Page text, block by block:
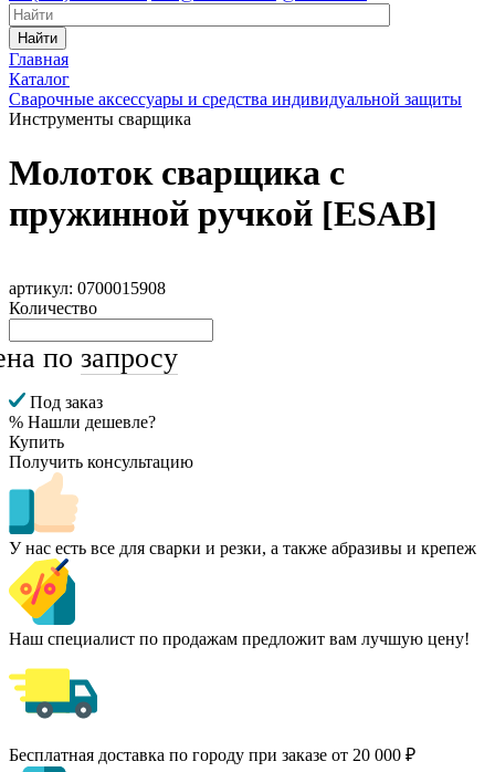
Найти
Главная
Каталог
Сварочные аксессуары и средства индивидуальной защиты
Инструменты сварщика
Молоток сварщика с
пружинной ручкой [ESAB]
артикул: 0700015908
Количество
по запросу
Под заказ
% Нашли дешевле?
Купить
Получить консультацию
У нас есть все для сварки и резки, а также абразивы и крепеж
Наш специалист по продажам предложит вам лучшую цену!
Бесплатная доставка по городу при заказе от 20 000 ₽